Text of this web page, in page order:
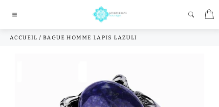
ACCUEIL /BAGUE HOMME LAPIS LAZULI